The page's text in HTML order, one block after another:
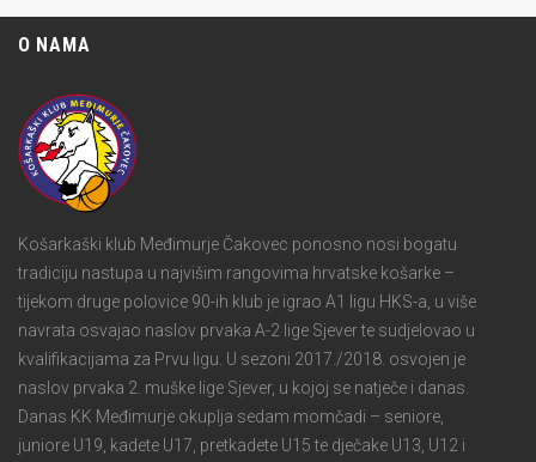
O NAMA
Košarkaški klub Međimurje Čakovec ponosno nosi bogatu
tradiciju nastupa u najvišim rangovima hrvatske košarke –
tijekom druge polovice 90-ih klub je igrao A1 ligu HKS-a, u više
navrata osvajao naslov prvaka A-2 lige Sjever te sudjelovao u
kvalifikacijama za Prvu ligu. U sezoni 2017./2018. osvojen je
naslov prvaka 2. muške lige Sjever, u kojoj se natječe i danas.
Danas KK Međimurje okuplja sedam momčadi – seniore,
juniore U19, kadete U17, pretkadete U15 te dječake U13, U12 i